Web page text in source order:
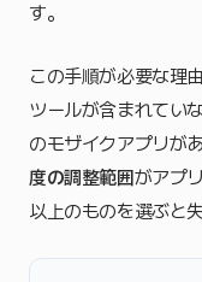
す。
この手順が必要な理
ツールが含まれてい
のモザイクアプリが
度の調整範囲がアプ
以上のものを選ぶと